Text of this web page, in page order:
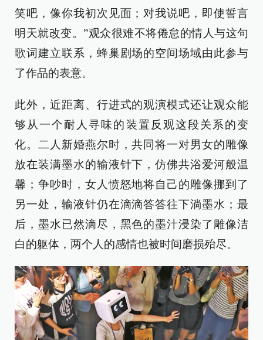
笑吧，像你我初次见面；对我说吧，即使誓言
明天就改变。”观众很难不将倦怠的情人与这句
歌词建立联系，蜂巢剧场的空间场域由此参与
了作品的表意。
此外，近距离、行进式的观演模式还让观众能
够从一个耐人寻味的装置反观这段关系的变
化。二人新婚燕尔时，共同将一对男女的雕像
放在装满墨水的输液针下，仿佛共浴爱河般温
馨；争吵时，女人愤怒地将自己的雕像挪到了
另一处，输液针仍在滴滴答答往下淌墨水；最
后，墨水已然滴尽，黑色的墨汁浸染了雕像洁
白的躯体，两个人的感情也被时间磨损殆尽。